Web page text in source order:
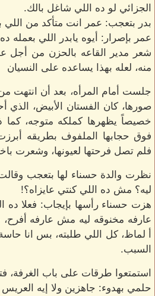
الجزائي لو ده اللي شاغل بالك.
بدر بتعجب: عمر انت متأكد من اللي
عمر بإصرار: أيوه يابدر اللي بعمله
شعر مدير القاعه بالحزن من أجل
منه، لعله بهذا يساعده على النسيان
جلست أمام المرأه، بعد أن انتهت
صورها، كان الفستان الأبيض،
خصيصاً يظهرها كملكه متوجه، كما
فوق حجابها الملفوف بطريقه
فلم تصل فرحتها لعيونها، وشعرت
نظرت والدة حسناء لها بتعجب
ليه؟ مش ده اللي كنتي عايزاه؟!
هزت حسناء رأسها بإيجاب: فعلا
عارفه مخنوقه ليه مش عارفه أفرح،
أ لماظ، كل اللي طلبته، بس انا
السبب.
استمتعوا طرقات على باب الغرفة،
حلمي بهدوء: جاهزين ولا إيه